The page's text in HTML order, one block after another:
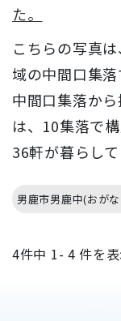
た。
こちらの写真
域の中間口集
中間口集落か
は、10集落で
36軒が暮らし
男鹿市男鹿中(おが
4件中 1- 4件を